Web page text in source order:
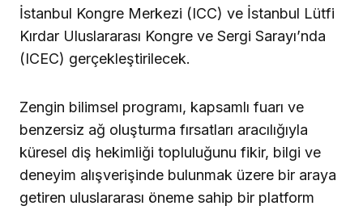
İstanbul Kongre Merkezi (ICC) ve İstanbul Lütfi
Kırdar Uluslararası Kongre ve Sergi Sarayı’nda
(ICEC) gerçekleştirilecek.
Zengin bilimsel programı, kapsamlı fuarı ve
benzersiz ağ oluşturma fırsatları aracılığıyla
küresel diş hekimliği topluluğunu fikir, bilgi ve
deneyim alışverişinde bulunmak üzere bir araya
getiren uluslararası öneme sahip bir platform